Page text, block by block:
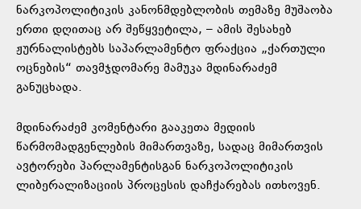
ნარკოპოლიტიკის კანონმდებლობის თემაზე მუშაობა
ერთი დღითაც არ შეწყვეტილა, – ამის შესახებ
ჟურნალისტებს საპარლამენტო ფრაქცია „ქართული
ოცნების“ თავმჯდომარე მამუკა მდინარაძემ
განუცხადა.
მდინარაძემ კომენტარი გააკეთა მედიის
წარმომადგენლების მიმართვაზე, სადაც მიმართვის
ავტორები პარლამენტისგან ნარკოპოლიტიკის
ლიბერალიზაციის პროცესის დაჩქარებას ითხოვენ.